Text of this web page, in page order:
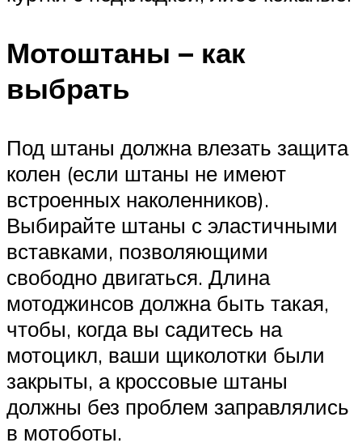
Мотоштаны – как
выбрать
Под штаны должна влезать защита
колен (если штаны не имеют
встроенных наколенников).
Выбирайте штаны с эластичными
вставками, позволяющими
свободно двигаться. Длина
мотоджинсов должна быть такая,
чтобы, когда вы садитесь на
мотоцикл, ваши щиколотки были
закрыты, а кроссовые штаны
должны без проблем заправлялись
в мотоботы.